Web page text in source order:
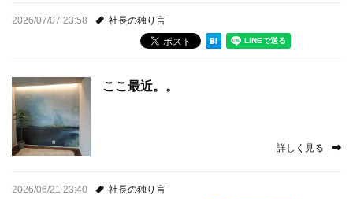
2026/07/07 23:58 社長の独り言
ここ最近。。
詳しく見る
2026/06/21 23:40 社長の独り言